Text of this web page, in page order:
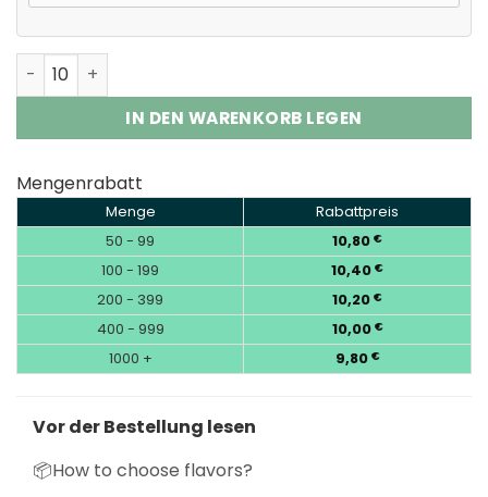
Al Fakher 60000 Puffs E Hose X Shisha Hookah
IN DEN WARENKORB LEGEN
Mengenrabatt
Menge
Rabattpreis
50 - 99
10,80 €
100 - 199 10,40 €
200 - 399 10,20 €
400 - 999 10,00 €
1000 + 9,80 €
Vor der Bestellung lesen
📦How to choose flavors?